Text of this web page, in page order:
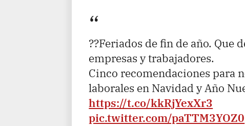
??Feriados de fin de año. Que
empresas y trabajadores.
Cinco recomendaciones para
laborales en Navidad y Año
https://t.co/kkRjYexXr3
pic.twitter.com/paTTM3YOZ0